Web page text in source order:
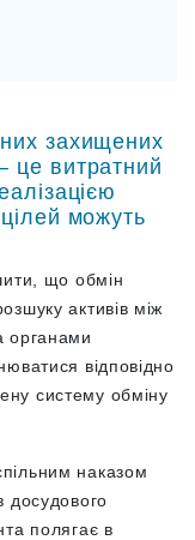
захищених
це витратний
можуть
що обмін
активів між
органами
відповідно
систему обміну
наказом
досудового
полягає в